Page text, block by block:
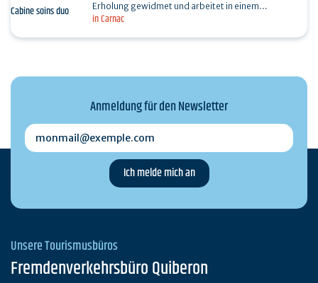
in Carnac
Erholung gewidmet und arbeitet in einem
einzigartigen Rahmen in Carnac mit den Marken
Anmeldung für den Newsletter
monmail@exemple.com
Unsere Tourismusbüros
Fremdenverkehrsbüro Quiberon